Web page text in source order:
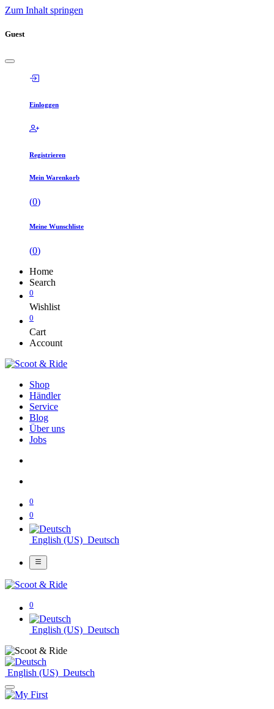
Zum Inhalt springen
Guest
Einloggen
Registrieren
Mein Warenkorb
(0)
Meine Wunschliste
(0)
Home
Search
0
Wishlist
0
Cart
Account
Shop
Händler
Service
Blog
Über uns
Jobs
0
0
English (US) Deutsch
0
English (US) Deutsch
English (US) Deutsch